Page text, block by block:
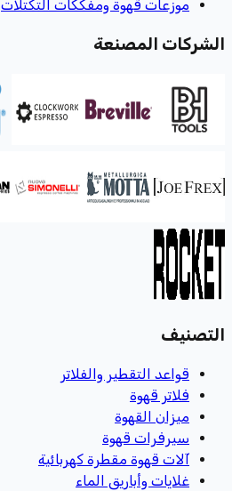
موزعات قهوة ومفككات التكتلات
الشركات المصنعة
التصنيف
قواعد التقطير والفلاتر
فلاتر قهوة
ميزان القهوة
سيرفرات قهوة
آلات قهوة مقطرة كهربائية
غلايات وأباريق الماء